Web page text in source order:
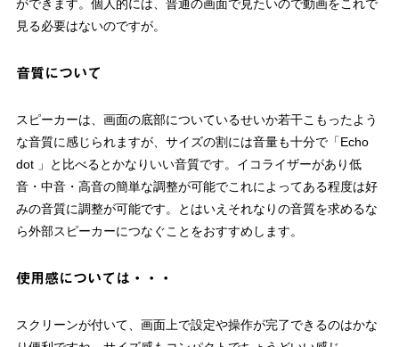
ができます。個人的には、普通の画面で見たいので動画をこれで
見る必要はないのですが。
音質について
スピーカーは、画面の底部についているせいか若干こもったよう
な音質に感じられますが、サイズの割には音量も十分で「Echo
dot 」と比べるとかなりいい音質です。イコライザーがあり低
音・中音・高音の簡単な調整が可能でこれによってある程度は好
みの音質に調整が可能です。とはいえそれなりの音質を求めるな
ら外部スピーカーにつなぐことをおすすめします。
使用感については・・・
スクリーンが付いて、画面上で設定や操作が完了できるのはかな